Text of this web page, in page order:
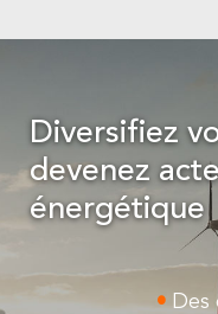
Diversifiez
devenez
énergétique